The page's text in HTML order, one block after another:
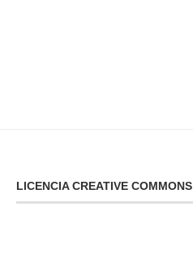
LICENCIA CREATIVE COMMONS